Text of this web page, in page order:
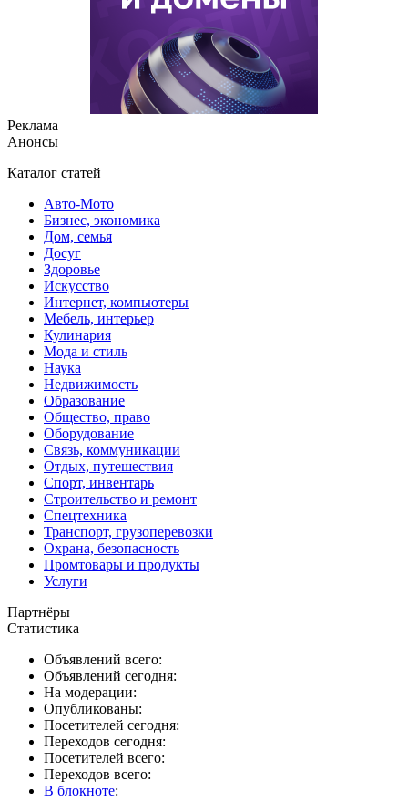
Реклама
Анонсы
Каталог статей
Авто-Мото
Бизнес, экономика
Дом, семья
Досуг
Здоровье
Искусство
Интернет, компьютеры
Мебель, интерьер
Кулинария
Мода и стиль
Наука
Недвижимость
Образование
Общество, право
Оборудование
Связь, коммуникации
Отдых, путешествия
Спорт, инвентарь
Строительство и ремонт
Спецтехника
Транспорт, грузоперевозки
Охрана, безопасность
Промтовары и продукты
Услуги
Партнёры
Статистика
Объявлений всего:
Объявлений сегодня:
На модерации:
Опубликованы:
Посетителей сегодня:
Переходов сегодня:
Посетителей всего:
Переходов всего:
В блокноте: